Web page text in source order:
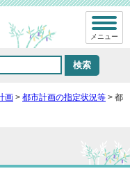
メニュー
画 > 都市計画の指定状況等 > 都